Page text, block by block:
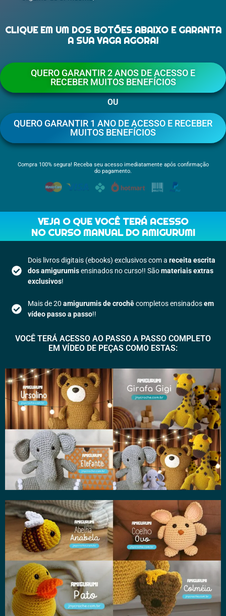
CLIQUE EM UM DOS BOTÕES ABAIXO E GARANTA
A SUA VAGA AGORA!
QUERO GARANTIR 2 ANOS DE ACESSO E
RECEBER MUITOS BENEFÍCIOS
OU
QUERO GARANTIR 1 ANO DE ACESSO E RECEBER
MUITOS BENEFÍCIOS
Compra 100% segura! Receba seu acesso imediatamente após confirmação
do pagamento.
VEJA O QUE VOCÊ TERÁ ACESSO
NO CURSO MANUAL DO AMIGURUMI
Dois livros digitais (ebooks) exclusivoscom a receita escrita
dos amigurumisensinados no curso!! Sãomateriais extras
exclusivos!
Mais de 20 amigurumis de crochêcompletos ensinadosem
vídeo passo a passo!!
VOCÊ TERÁ ACESSO AO PASSO A PASSO COMPLETO
EM VÍDEO DE PEÇAS COMO ESTAS: